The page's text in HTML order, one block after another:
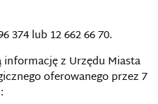
374 lub 12 662 66 70.
z Urzędu Miasta
oferowanego przez 7